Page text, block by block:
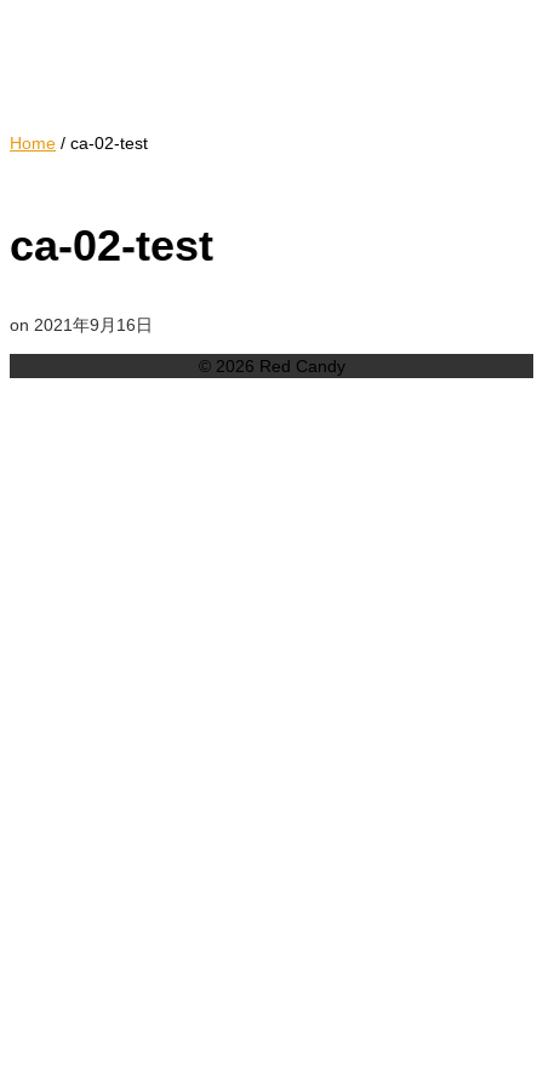
Home / ca-02-test
ca-02-test
on 2021年9月16日
© 2026 Red Candy